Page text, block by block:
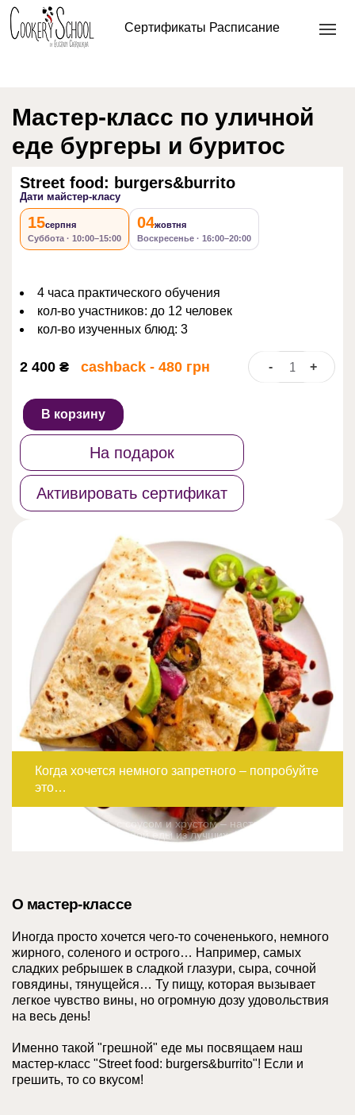
Сертификаты Расписание
Главная/Кулинарный мастер класс/ Street food:
burgers&burrito
Мастер-класс по уличной
еде бургеры и буритос
Street food: burgers&burrito
Дати майстер-класу
15серпня
Суббота · 10:00–15:00
04жовтня
Воскресенье · 16:00–20:00
4 часа практического обучения
кол-во участников: до 12 человек
кол-во изученных блюд: 3
2 400 ₴ cashback - 480 грн -
Количество+
В корзину
На подарок
Активировать сертификат
Когда хочется немного запретного – попробуйте
это…
Ярко, горячо, с соусом и хрустом – настоящая
атмосфера уличной еды из лучших фудкортов мира!
О мастер-классе
Иногда просто хочется чего-то сочененького, немного
жирного, соленого и острого… Например, самых
сладких ребрышек в сладкой глазури, сыра, сочной
говядины, тянущейся… Ту пищу, которая вызывает
легкое чувство вины, но огромную дозу удовольствия
на весь день!
Именно такой "грешной" еде мы посвящаем наш
мастер-класс "Street food: burgers&burrito"! Если и
грешить, то со вкусом!